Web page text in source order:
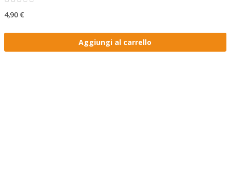
4,90 €
Aggiungi al carrello